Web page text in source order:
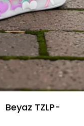
Beyaz TZLP-